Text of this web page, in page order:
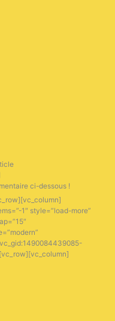
ci-dessous !
1″ style=”load-more”